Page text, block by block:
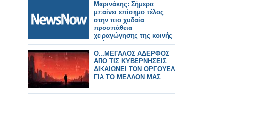
Μαρινάκης: Σήμερα
μπαίνει επίσημο τέλος
στην πιο χυδαία
προσπάθεια
χειραγώγησης της κοινής
γνώμης
O...ΜΕΓΑΛΟΣ ΑΔΕΡΦΟΣ
ΑΠΟ ΤΙΣ ΚΥΒΕΡΝΗΣΕΙΣ
ΔΙΚΑΙΩΝΕΙ ΤΟΝ ΟΡΓΟΥΕΛ
ΓΙΑ ΤΟ ΜΕΛΛΟΝ ΜΑΣ